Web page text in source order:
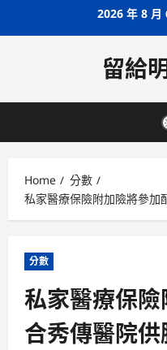
2026 年 8 月
留給
Home
分數
私家醫療保險附加險將參加
分數
私家醫療保
合秀傳醫院